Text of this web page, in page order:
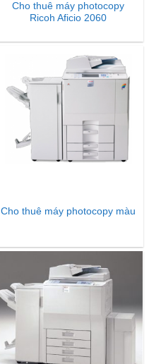
Cho thuê máy photocopy
Ricoh Aficio 2060
Cho thuê máy photocopy màu